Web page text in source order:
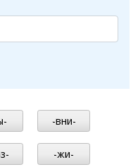
-вни-
-жи-